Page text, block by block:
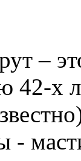
–
42-х
-